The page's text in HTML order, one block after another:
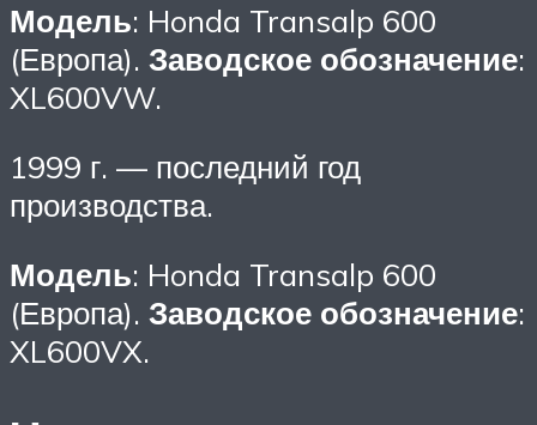
Модель: Honda Transalp 600
(Европа). Заводское обозначение:
XL600VW.
1999 г. — последний год
производства.
Модель: Honda Transalp 600
(Европа). Заводское обозначение:
XL600VX.